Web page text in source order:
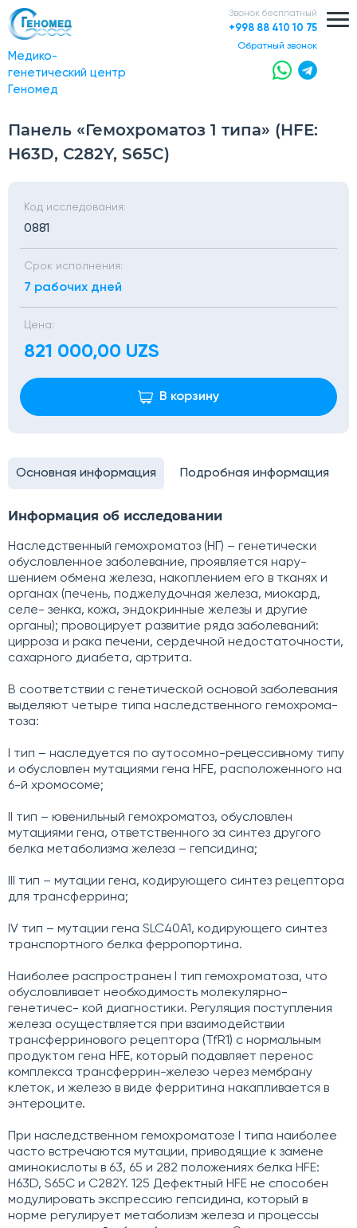
Медико-
генетический центр
Геномед
Звонок бесплатный
+998 88 410 10 75
обратный звонок
Панель «Гемохроматоз 1 типа» (HFE:
H63D, С282Y, S65C)
Основная информация Подробная информация
Информация об исследовании
Наследственный гемохроматоз (НГ) – генетически
обусловленное заболевание, проявляется нару-
шением обмена железа, накоплением его в тканях и
органах (печень, поджелудочная железа, миокард,
селе- зенка, кожа, эндокринные железы и другие
органы); провоцирует развитие ряда заболеваний:
цирроза и рака печени, сердечной недостаточности,
сахарного диабета, артрита.
В соответствии с генетической основой заболевания
выделяют четыре типа наследственного гемохрома-
тоза:
I тип – наследуется по аутосомно-рецессивному типу
и обусловлен мутациями гена HFE, расположенного на
6-й хромосоме;
II тип – ювенильный гемохроматоз, обусловлен
мутациями гена, ответственного за синтез другого
белка метаболизма железа – гепсидина;
III тип – мутации гена, кодирующего синтез рецептора
для трансферрина;
IV тип – мутации гена SLC40A1, кодирующего синтез
транспортного белка ферропортина.
Наиболее распространен I тип гемохроматоза, что
обусловливает необходимость молекулярно-
генетичес- кой диагностики. Регуляция поступления
железа осуществляется при взаимодействии
трансферринового рецептора (TfR1) с нормальным
продуктом гена HFE, который подавляет перенос
комплекса трансферрин-железо через мембрану
клеток, и железо в виде ферритина накапливается в
энтероците.
При наследственном гемохроматозе I типа наиболее
часто встречаются мутации, приводящие к замене
аминокислоты в 63, 65 и 282 положениях белка HFE:
H63D, S65C и C282Y. 125 Дефектный HFE не способен
модулировать экспрессию гепсидина, который в
норме регулирует метаболизм железа и процессы
Код исследования:
0881
Срок исполнения:
7 рабочих дней
Цена:
821 000,00 UZS
В корзину